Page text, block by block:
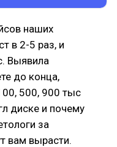
наших
в 2-5 раз, и
Выявила
до конца,
500, 900 тыс
диске и почему
за
вам вырасти.